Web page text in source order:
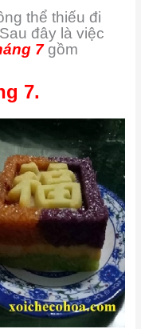
thể thiếu đi
đây là việc
7gồm
7.